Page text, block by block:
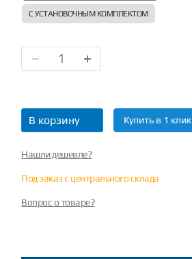
С УСТАНОВОЧНЫМ КОМПЛЕКТОМ
В корзину Купить в 1 клик
Нашли дешевле?
Под заказ с центрального склада
Вопрос о товаре?